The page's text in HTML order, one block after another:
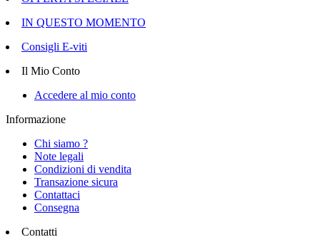
IN QUESTO MOMENTO
Consigli E-viti
Il Mio Conto
Accedere al mio conto
Informazione
Chi siamo ?
Note legali
Condizioni di vendita
Transazione sicura
Contattaci
Consegna
Contatti